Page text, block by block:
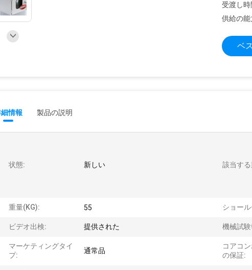
受渡し時
供給の能
ベ
情報 製品の説明
状態: 新しい 該当す
重量(KG): 55 ショー
ビデオ出検: 提供された 機械試
マーケティングタイ
プ:
通常品
コアコ
の保証: